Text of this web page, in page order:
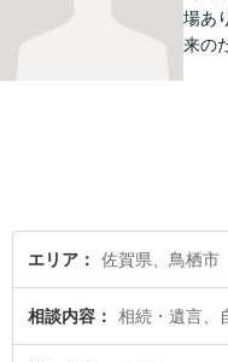
場あ
来の
エリア 佐賀県、鳥栖市
相談内容 相続・遺言、